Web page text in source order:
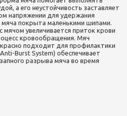
а его неустойчивость заставляет
напряжении для удержания
мяча покрыта маленькими шипами.
мячом увеличивается приток крови
кровообращения. Мяч
подходит для профилактики
Burst System) обеспечивает
разрыва мяча во время